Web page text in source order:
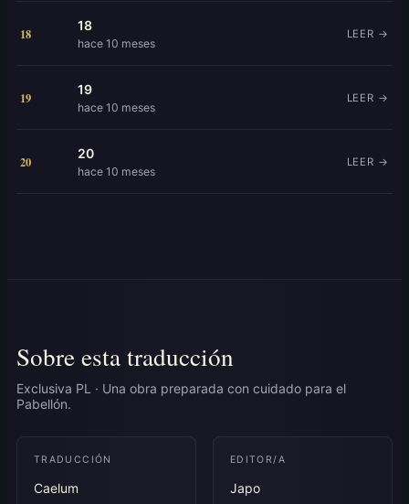
18
18
hace 10 meses
LEER →
19
19
hace 10 meses
LEER →
20
20
hace 10 meses
LEER →
Sobre esta traducción
Exclusiva PL · Una obra preparada con cuidado para el
Pabellón.
TRADUCCIÓN
Caelum
EDITOR/A
Japo